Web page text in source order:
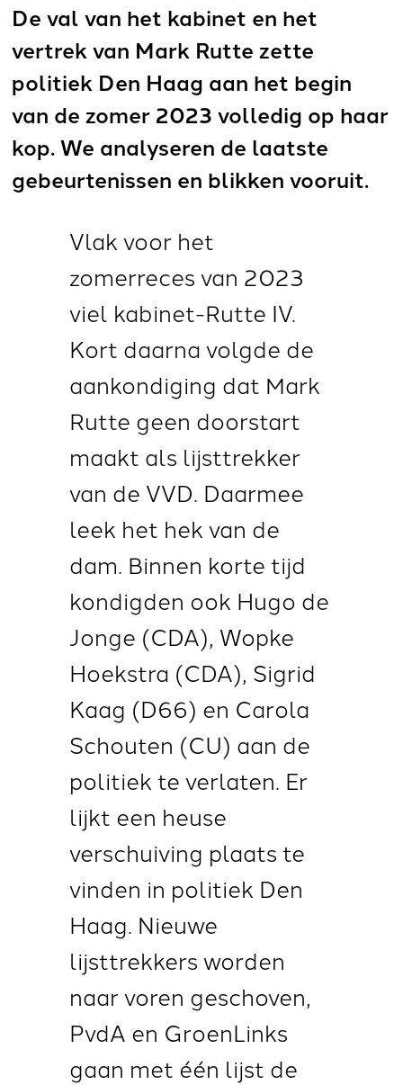
De val van het kabinet en het
vertrek van Mark Rutte zette
politiek Den Haag aan het begin
van de zomer 2023 volledig op haar
kop. We analyseren de laatste
gebeurtenissen en blikken vooruit.
Vlak voor het
zomerreces van 2023
viel kabinet-Rutte IV.
Kort daarna volgde de
aankondiging dat Mark
Rutte geen doorstart
maakt als lijsttrekker
van de VVD. Daarmee
leek het hek van de
dam. Binnen korte tijd
kondigden ook Hugo de
Jonge (CDA), Wopke
Hoekstra (CDA), Sigrid
Kaag (D66) en Carola
Schouten (CU) aan de
politiek te verlaten. Er
lijkt een heuse
verschuiving plaats te
vinden in politiek Den
Haag. Nieuwe
lijsttrekkers worden
naar voren geschoven,
PvdA en GroenLinks
gaan met één lijst de